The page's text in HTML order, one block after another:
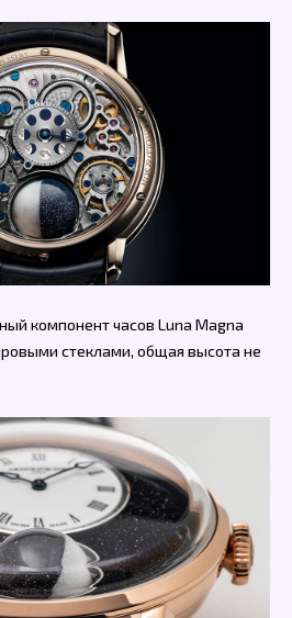
компонент часов Luna Magna
стеклами, общая высота не